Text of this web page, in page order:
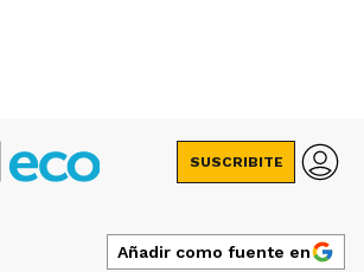
SUSCRIBITE
Añadir como fuente en